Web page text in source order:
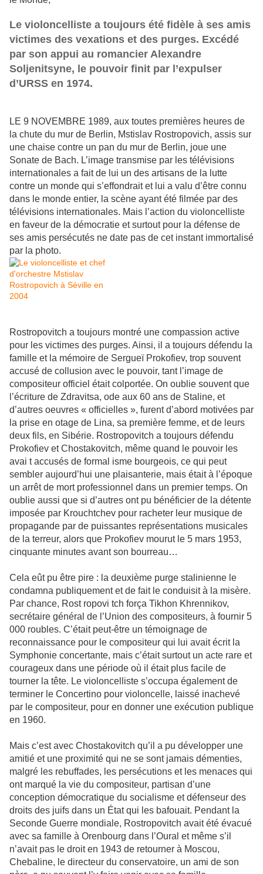
Le violoncelliste a toujours été fidèle à ses amis
victimes des vexations et des purges. Excédé
par son appui au romancier Alexandre
Soljenitsyne, le pouvoir finit par l’expulser
d’URSS en 1974.
LE 9 NOVEMBRE 1989, aux toutes premières heures de
la chute du mur de Berlin, Mstislav Rostropovich, assis sur
une chaise contre un pan du mur de Berlin, joue une
Sonate de Bach. L’image transmise par les télévisions
internationales a fait de lui un des artisans de la lutte
contre un monde qui s’effondrait et lui a valu d’être connu
dans le monde entier, la scène ayant été filmée par des
télévisions internationales. Mais l’action du violoncelliste
en faveur de la démocratie et surtout pour la défense de
ses amis persécutés ne date pas de cet instant immortalisé
par la photo.
Rostropovitch a toujours montré une compassion active
pour les victimes des purges. Ainsi, il a toujours défendu la
famille et la mémoire de Sergueï Prokofiev, trop souvent
accusé de collusion avec le pouvoir, tant l’image de
compositeur officiel était colportée. On oublie souvent que
l’écriture de Zdravitsa, ode aux 60 ans de Staline, et
d’autres oeuvres « officielles », furent d’abord motivées par
la prise en otage de Lina, sa première femme, et de leurs
deux fils, en Sibérie. Rostropovitch a toujours défendu
Prokofiev et Chostakovitch, même quand le pouvoir les
avai t accusés de formal isme bourgeois, ce qui peut
sembler aujourd’hui une plaisanterie, mais était à l’époque
un arrêt de mort professionnel dans un premier temps. On
oublie aussi que si d’autres ont pu bénéficier de la détente
imposée par Krouchtchev pour racheter leur musique de
propagande par de puissantes représentations musicales
de la terreur, alors que Prokofiev mourut le 5 mars 1953,
cinquante minutes avant son bourreau…
Cela eût pu être pire : la deuxième purge stalinienne le
condamna publiquement et de fait le conduisit à la misère.
Par chance, Rost ropovi tch força Tikhon Khrennikov,
secrétaire général de l’Union des compositeurs, à fournir 5
000 roubles. C’était peut-être un témoignage de
reconnaissance pour le compositeur qui lui avait écrit la
Symphonie concertante, mais c’était surtout un acte rare et
courageux dans une période où il était plus facile de
tourner la tête. Le violoncelliste s’occupa également de
terminer le Concertino pour violoncelle, laissé inachevé
par le compositeur, pour en donner une exécution publique
en 1960.
Mais c’est avec Chostakovitch qu’il a pu développer une
amitié et une proximité qui ne se sont jamais démenties,
malgré les rebuffades, les persécutions et les menaces qui
ont marqué la vie du compositeur, partisan d’une
conception démocratique du socialisme et défenseur des
droits des juifs dans un État qui les bafouait. Pendant la
Seconde Guerre mondiale, Rostropovitch avait été évacué
avec sa famille à Orenbourg dans l’Oural et même s’il
n’avait pas le droit en 1943 de retourner à Moscou,
Chebaline, le directeur du conservatoire, un ami de son